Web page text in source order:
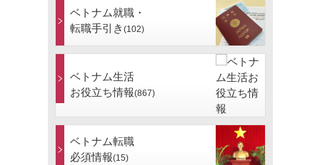
ベトナム就職・
転職手引き (102)
ベトナム生活
お役立ち情報(867)
ベトナム転職
必須情報(15)